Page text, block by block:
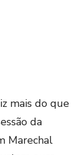
mais do que
da
Marechal